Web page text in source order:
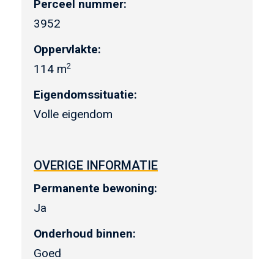
Perceel nummer:
3952
Oppervlakte:
114 m2
Eigendomssituatie:
Volle eigendom
OVERIGE INFORMATIE
Permanente bewoning:
Ja
Onderhoud binnen:
Goed